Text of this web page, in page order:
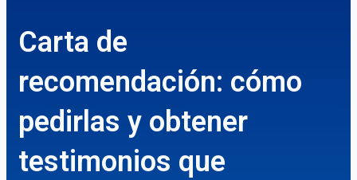
Carta de
recomendación: cómo
pedirlas y obtener
testimonios que